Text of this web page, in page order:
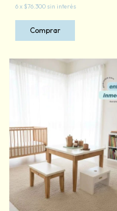
6x $76.300 sin interés